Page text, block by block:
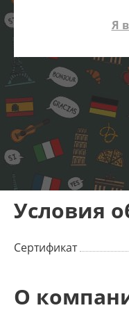
Я
Условия
Сертификат
О